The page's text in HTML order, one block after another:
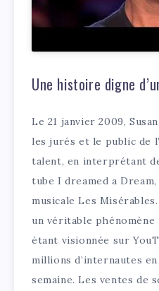
Une histoire digne
Le 21 janvier 2009,
les jurés et le public de
talent, en interprétant
tube I dreamed a
musicale Les
un véritable phénomène
étant visionnée sur
millions d’internautes en
semaine. Les ventes de